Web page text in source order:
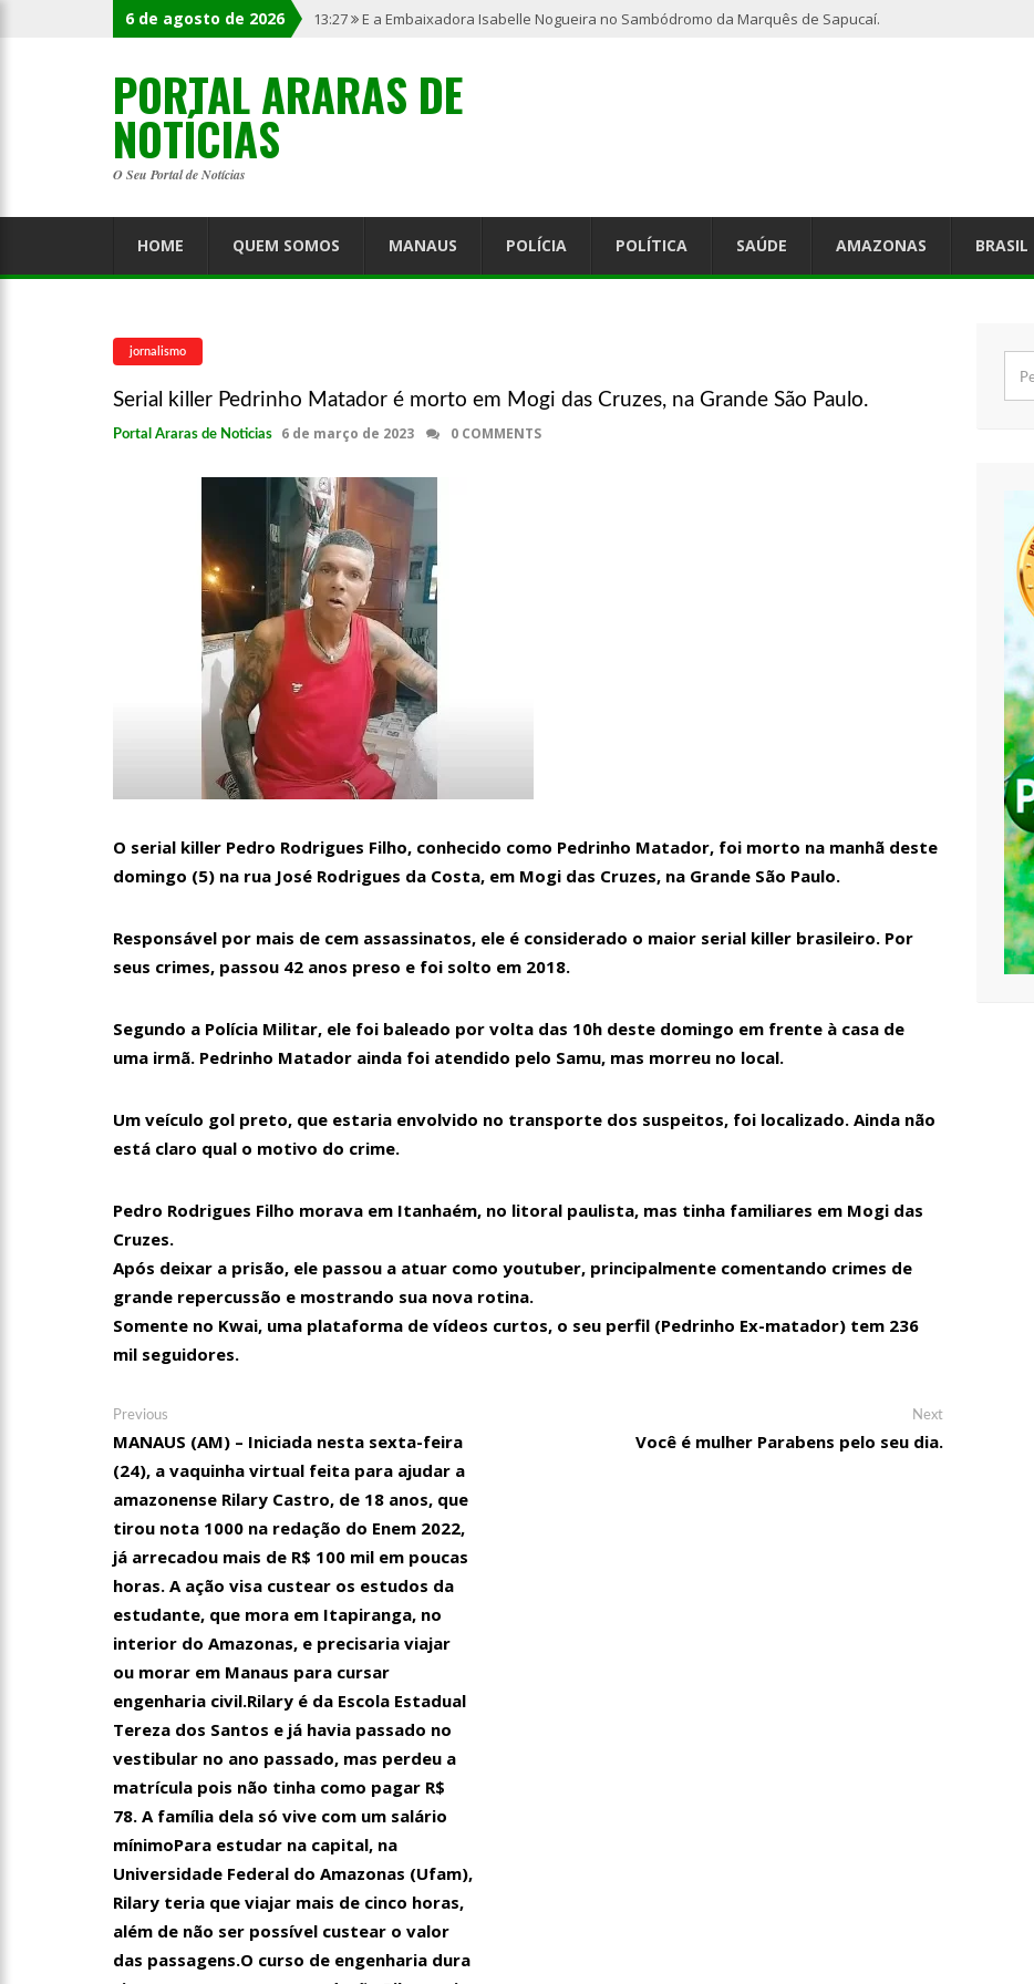
6 de agosto de 2026 13:27 E a Embaixadora Isabelle Nogueira no Sambódromo da Marquês de Sapucaí.
PORTAL ARARAS DE
NOTÍCIAS
O Seu Portal de Notícias
HOME QUEM SOMOS MANAUS POLÍCIA POLÍTICA SAÚDE AMAZONAS BRASIL
jornalismo
Serial killer Pedrinho Matador é morto em Mogi das Cruzes, na Grande São Paulo.
Portal Araras de Noticias 6 de março de 2023 0 COMMENTS
O serial killer Pedro Rodrigues Filho, conhecido como Pedrinho Matador, foi morto na manhã deste
domingo (5) na rua José Rodrigues da Costa, em Mogi das Cruzes, na Grande São Paulo.
Responsável por mais de cem assassinatos, ele é considerado o maior serial killer brasileiro. Por
seus crimes, passou 42 anos preso e foi solto em 2018.
Segundo a Polícia Militar, ele foi baleado por volta das 10h deste domingo em frente à casa de
uma irmã. Pedrinho Matador ainda foi atendido pelo Samu, mas morreu no local.
Um veículo gol preto, que estaria envolvido no transporte dos suspeitos, foi localizado. Ainda não
está claro qual o motivo do crime.
Pedro Rodrigues Filho morava em Itanhaém, no litoral paulista, mas tinha familiares em Mogi das
Cruzes.
Após deixar a prisão, ele passou a atuar como youtuber, principalmente comentando crimes de
grande repercussão e mostrando sua nova rotina.
Somente no Kwai, uma plataforma de vídeos curtos, o seu perfil (Pedrinho Ex-matador) tem 236
mil seguidores.
Navegação
de
Post
Previous
post:
MANAUS (AM) – Iniciada nesta sexta-feira
(24), a vaquinha virtual feita para ajudar a
amazonense Rilary Castro, de 18 anos, que
tirou nota 1000 na redação do Enem 2022,
já arrecadou mais de R$ 100 mil em poucas
horas. A ação visa custear os estudos da
estudante, que mora em Itapiranga, no
interior do Amazonas, e precisaria viajar
ou morar em Manaus para cursar
engenharia civil.Rilary é da Escola Estadual
Tereza dos Santos e já havia passado no
vestibular no ano passado, mas perdeu a
matrícula pois não tinha como pagar R$
78. A família dela só vive com um salário
mínimoPara estudar na capital, na
Universidade Federal do Amazonas (Ufam),
Rilary teria que viajar mais de cinco horas,
além de não ser possível custear o valor
das passagens.O curso de engenharia dura
NextNext
Você é mulher Parabens pelo seu dia.
por: